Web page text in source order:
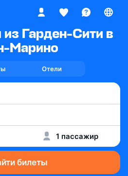
Гарден-Сити в
Марино
Отели
1 пассажир
билеты